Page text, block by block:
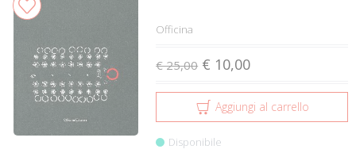
Officina
€ 25,00 € 10,00
Aggiungi al carrello
Disponibile